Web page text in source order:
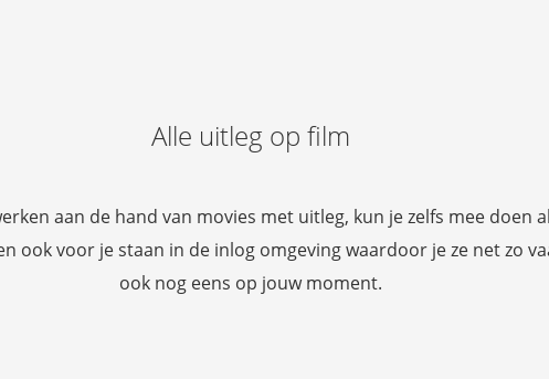
Alle uitleg op film
aan de hand van movies met uitleg, kun je zelfs mee doen
ook voor je staan in de inlog omgeving waardoor je ze net zo
ook nog eens op jouw moment.